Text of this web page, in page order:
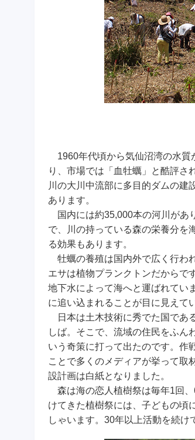
1960年代頃から気仙沼湾の水
り、市場では「血牡蠣」と酷評さ
川の大川中流部に多目的ダムの建
あります。
国内には約35,000本の河川があ
で、川の持っている森の栄養分を
る効果もあります。
牡蠣の養殖は国内外で広く行わ
エサは植物プランクトンだからで
地下水によって海へと運ばれてい
に追い込まれることが目に見えて
日本は土木技術に秀でた国であ
しば。そこで、流域の住民をふん
いう奇策に打って出たのです。作
ことで多くのメディアが挙って取
設計画は白紙となりました。
森は海の恋人植樹祭は毎年1回
けてきた植樹祭には、子どもの頃
しゃいます。30年以上活動を続け